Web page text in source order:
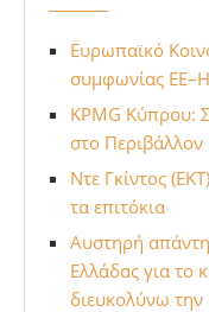
Ευρωπαϊκό
συμφωνίας
KPMG Κύπρου:
στο Περιβάλλον
Ντε Γκίντος
τα επιτόκια
Αυστηρή
Ελλάδας για το
διευκολύνω την